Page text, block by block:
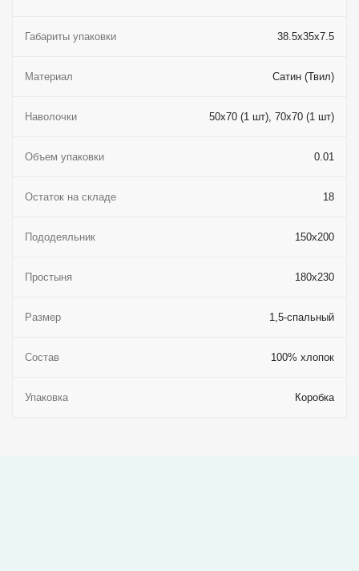
Габариты упаковки 38.5x35x7.5
Материал Сатин (Твил)
Наволочки 50x70 (1 шт), 70x70 (1 шт)
Объем упаковки 0.01
Остаток на складе 18
Пододеяльник 150x200
Простыня 180x230
Размер 1,5-спальный
Состав 100% хлопок
Упаковка Коробка